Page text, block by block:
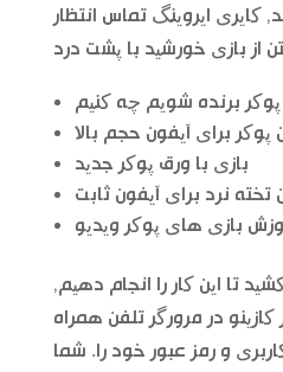
کایری ایروینگ تماس انتظار
برنده شویم چه کنیم
پوکر برای آیفون حجم بالا
بازی با ورق پوکر جدید
تخته نرد برای آیفون ثابت
بازی های پوکر ویدیو
تا این کار را انجام دهیم,
کازینو در مرورگر تلفن همراه
و رمز عبور خود را. شما